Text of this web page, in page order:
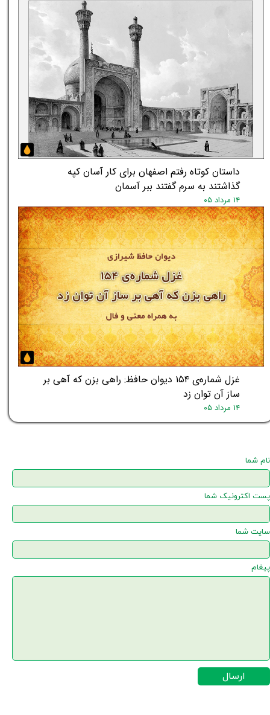
داستان کوتاه رفتم اصفهان برای کار آسان کپه
گذاشتند به سرم گفتند ببر آسمان
۱۴ مرداد ۰۵
غزل شماره‌ی ۱۵۴ دیوان حافظ: راهی بزن که آهی بر
ساز آن توان زد
۱۴ مرداد ۰۵
نام شما
پست اکترونیک شما
سایت شما
پیغام
ارسال